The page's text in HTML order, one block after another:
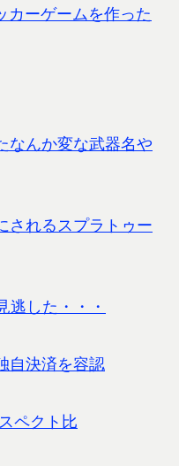
カーゲームを作った
なんか変な武器名や
されるスプラトゥー
逃した・・・
自決済を容認
ペクト比